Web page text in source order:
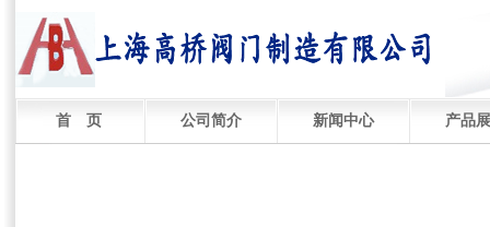
首 页 公司简介 新闻中心 产品